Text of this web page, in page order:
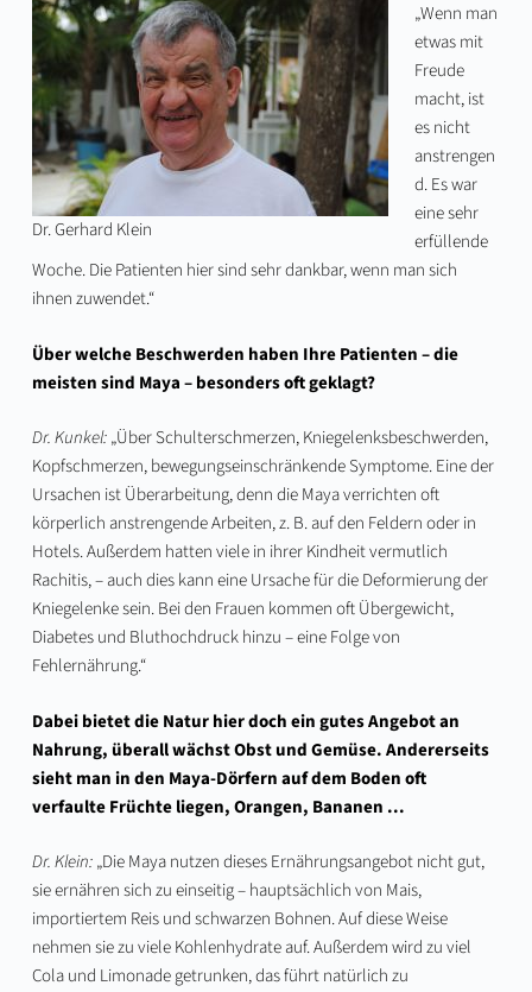
Dr. Gerhard Klein
„Wenn man
etwas mit
Freude
macht, ist
es nicht
anstrengen
d. Es war
eine sehr
erfüllende
Woche. Die Patienten hier sind sehr dankbar, wenn man sich
ihnen zuwendet.“
Über welche Beschwerden haben Ihre Patienten – die
meisten sind Maya – besonders oft geklagt?
Dr. Kunkel:„Über Schulterschmerzen, Kniegelenksbeschwerden,
Kopfschmerzen, bewegungseinschränkende Symptome. Eine der
Ursachen ist Überarbeitung, denn die Maya verrichten oft
körperlich anstrengende Arbeiten, z. B. auf den Feldern oder in
Hotels. Außerdem hatten viele in ihrer Kindheit vermutlich
Rachitis, – auch dies kann eine Ursache für die Deformierung der
Kniegelenke sein. Bei den Frauen kommen oft Übergewicht,
Diabetes und Bluthochdruck hinzu – eine Folge von
Fehlernährung.“
Dabei bietet die Natur hier doch ein gutes Angebot an
Nahrung, überall wächst Obst und Gemüse. Andererseits
sieht man in den Maya-Dörfern auf dem Boden oft
verfaulte Früchte liegen, Orangen, Bananen ...
Dr. Klein:„Die Maya nutzen dieses Ernährungsangebot nicht gut,
sie ernähren sich zu einseitig – hauptsächlich von Mais,
importiertem Reis und schwarzen Bohnen. Auf diese Weise
nehmen sie zu viele Kohlenhydrate auf. Außerdem wird zu viel
Cola und Limonade getrunken, das führt natürlich zu